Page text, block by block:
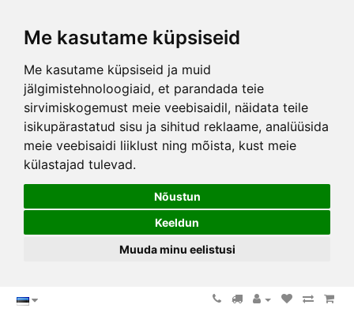
Me kasutame küpsiseid
Me kasutame küpsiseid ja muid
jälgimistehnoloogiaid, et parandada teie
sirvimiskogemust meie veebisaidil, näidata teile
isikupärastatud sisu ja sihitud reklaame, analüüsida
meie veebisaidi liiklust ning mõista, kust meie
külastajad tulevad.
Nõustun
Keeldun
Muuda minu eelistusi